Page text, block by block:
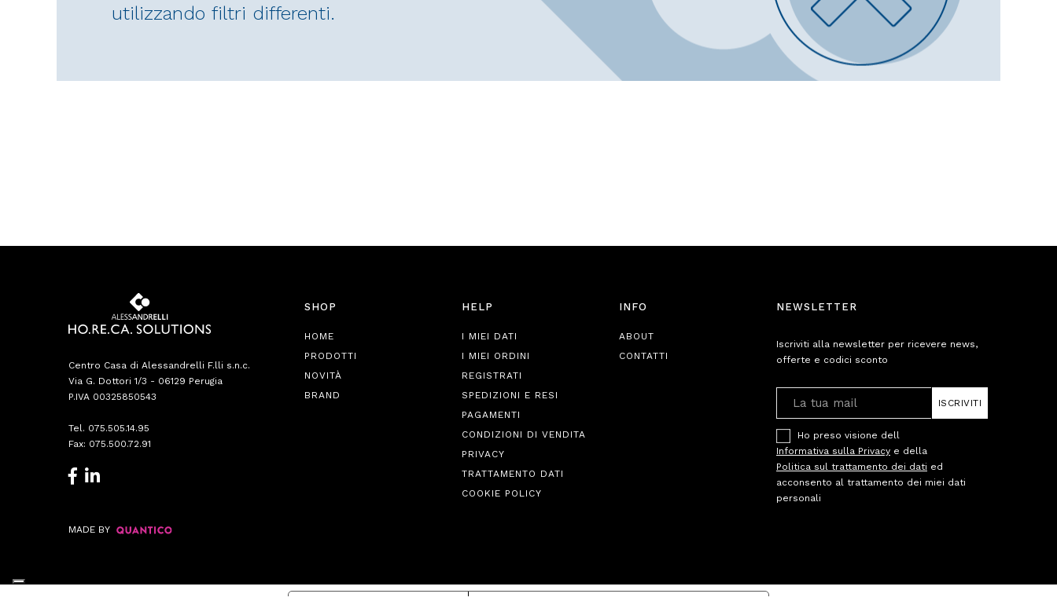
utilizzando filtri differenti.
Centro Casa di Alessandrelli F.lli s.n.c.
Via G. Dottori 1/3 - 06129 Perugia
P.IVA 00325850543
Tel. 075.505.14.95
Fax: 075.500.72.91
SHOP
HOME
PRODOTTI
NOVITÀ
BRAND
HELP
I MIEI DATI
I MIEI ORDINI
REGISTRATI
SPEDIZIONI E RESI
PAGAMENTI
CONDIZIONI DI VENDITA
PRIVACY
TRATTAMENTO DATI
COOKIE POLICY
INFO
ABOUT
CONTATTI
NEWSLETTER
Iscriviti alla newsletter per ricevere news,
offerte e codici sconto
ISCRIVITI
Ho preso visione dell
Informativa sulla Privacy e della
Politica sul trattamento dei dati ed
acconsento al trattamento dei miei dati
personali
MADE BY